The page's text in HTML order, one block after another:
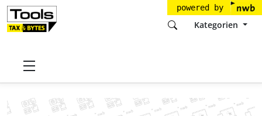
powered by
Kategorien
Startseite